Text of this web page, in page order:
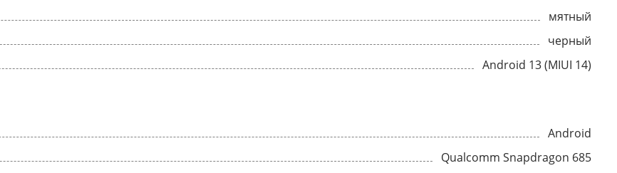
мятный
черный
Android 13 (MIUI 14)
Android
Qualcomm Snapdragon 685